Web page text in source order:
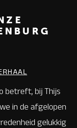
betreft, bij Thijs
in de afgelopen
gelukkig